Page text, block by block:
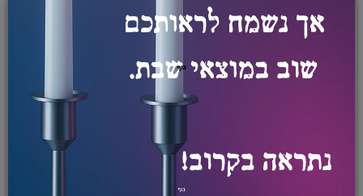
Dell Alienware 25
Monitor - AW2521HFLA
Dell 25 Gaming Monitor -